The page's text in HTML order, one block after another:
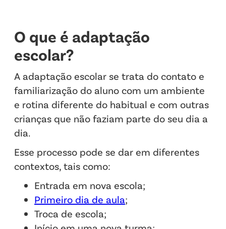
O que é adaptação
escolar?
A adaptação escolar se trata do contato e
familiarização do aluno com um ambiente
e rotina diferente do habitual e com outras
crianças que não faziam parte do seu dia a
dia.
Esse processo pode se dar em diferentes
contextos, tais como:
Entrada em nova escola;
Primeiro dia de aula;
Troca de escola;